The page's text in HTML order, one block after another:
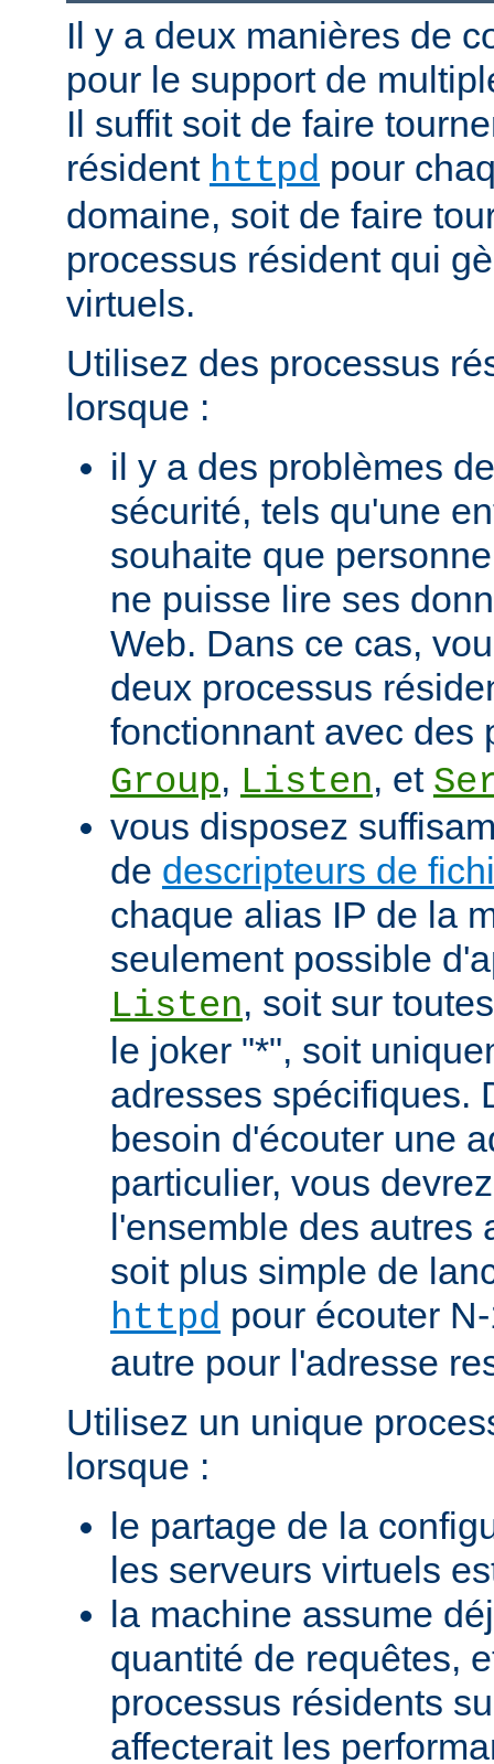
Il y a deux manières de
pour le support de
Il suffit soit de faire
résident httpd pour
domaine, soit de faire
processus résident qui
virtuels.
Utilisez des processus
lorsque :
il y a des problèmes
sécurité, tels qu'une
souhaite que
ne puisse lire ses
Web. Dans ce cas,
deux processus
fonctionnant avec des
Group, Listen, et
vous disposez
de descripteurs de
chaque alias IP de la
seulement possible
Listen, soit sur
le joker "*", soit
adresses spécifiques.
besoin d'écouter une
particulier, vous
l'ensemble des autres
soit plus simple de
httpd pour écouter
autre pour l'adresse
Utilisez un unique
lorsque :
le partage de la
les serveurs virtuels
la machine assume
quantité de requêtes,
processus résidents
affecterait les